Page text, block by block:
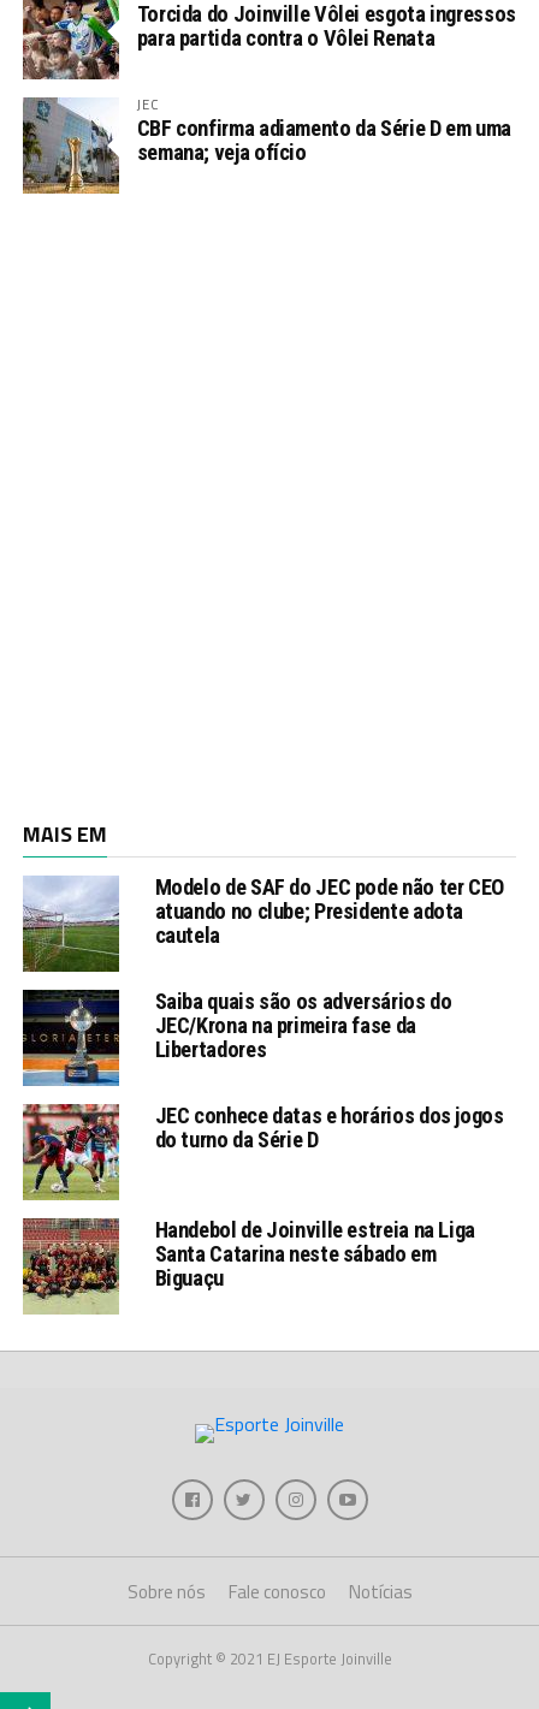
Torcida do Joinville Vôlei esgota ingressos
para partida contra o Vôlei Renata
JEC
CBF confirma adiamento da Série D em uma
semana; veja ofício
MAIS EM
Modelo de SAF do JEC pode não ter CEO
atuando no clube; Presidente adota
cautela
Saiba quais são os adversários do
JEC/Krona na primeira fase da
Libertadores
JEC conhece datas e horários dos jogos
do turno da Série D
Handebol de Joinville estreia na Liga
Santa Catarina neste sábado em
Biguaçu
Sobre nós Fale conosco Notícias
Copyright © 2021 EJ Esporte Joinville